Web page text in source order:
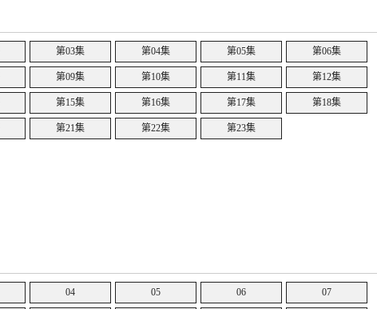
第03集 第04集 第05集 第06集
第09集 第10集 第11集 第12集
第15集 第16集 第17集 第18集
第21集 第22集 第23集
04 05 06 07